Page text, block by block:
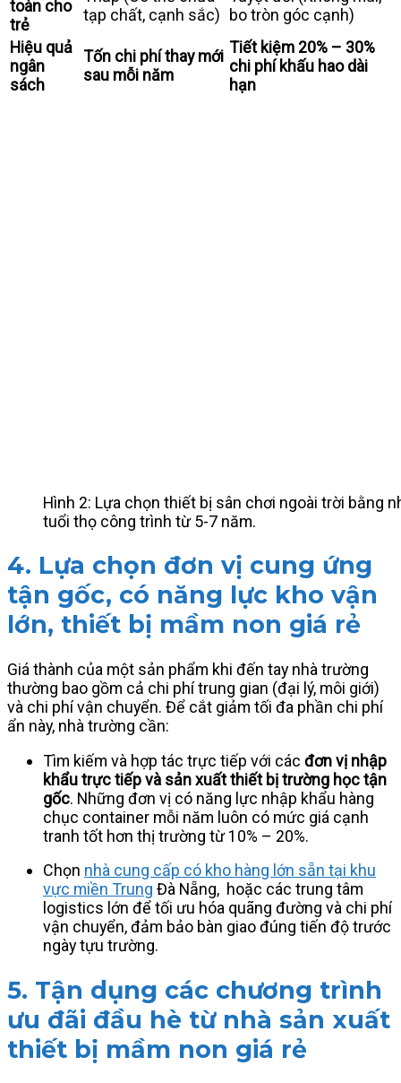
toàn cho
trẻ
tạp chất, cạnh sắc)
bo tròn góc cạnh)
Hiệu quả
ngân
sách
Tốn chi phí thay mới
sau mỗi năm
Tiết kiệm 20% – 30%
chi phí khấu hao dài
hạn
Hình 2: Lựa chọn thiết bị sân chơi ngoài trời bằng
tuổi thọ công trình từ 5-7 năm.
4. Lựa chọn đơn vị cung ứng
tận gốc, có năng lực kho vận
lớn, thiết bị mầm non giá rẻ
Giá thành của một sản phẩm khi đến tay nhà trường
thường bao gồm cả chi phí trung gian (đại lý, môi giới)
và chi phí vận chuyển. Để cắt giảm tối đa phần chi phí
ẩn này, nhà trường cần:
Tìm kiếm và hợp tác trực tiếp với các đơn vị nhập
khẩu trực tiếp và sản xuất thiết bị trường học tận
gốc. Những đơn vị có năng lực nhập khẩu hàng
chục container mỗi năm luôn có mức giá cạnh
tranh tốt hơn thị trường từ 10% – 20%.
Chọn nhà cung cấp có kho hàng lớn sẵn tại khu
vực miền Trung Đà Nẵng, hoặc các trung tâm
logistics lớn để tối ưu hóa quãng đường và chi phí
vận chuyển, đảm bảo bàn giao đúng tiến độ trước
ngày tựu trường.
5. Tận dụng các chương trình
ưu đãi đầu hè từ nhà sản xuất
thiết bị mầm non giá rẻ